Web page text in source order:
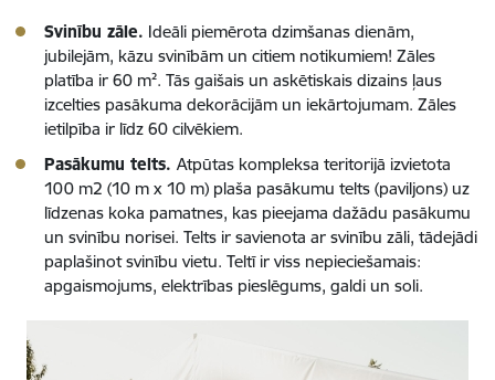
Svinību zāle. Ideāli piemērota dzimšanas dienām,
jubilejām, kāzu svinībām un citiem notikumiem! Zāles
platība ir 60 m². Tās gaišais un askētiskais dizains ļaus
izcelties pasākuma dekorācijām un iekārtojumam. Zāles
ietilpība ir līdz 60 cilvēkiem.
Pasākumu telts. Atpūtas kompleksa teritorijā izvietota
100 m2 (10 m x 10 m) plaša pasākumu telts (paviljons) uz
līdzenas koka pamatnes, kas pieejama dažādu pasākumu
un svinību norisei. Telts ir savienota ar svinību zāli, tādejādi
paplašinot svinību vietu. Teltī ir viss nepieciešamais:
apgaismojums, elektrības pieslēgums, galdi un soli.